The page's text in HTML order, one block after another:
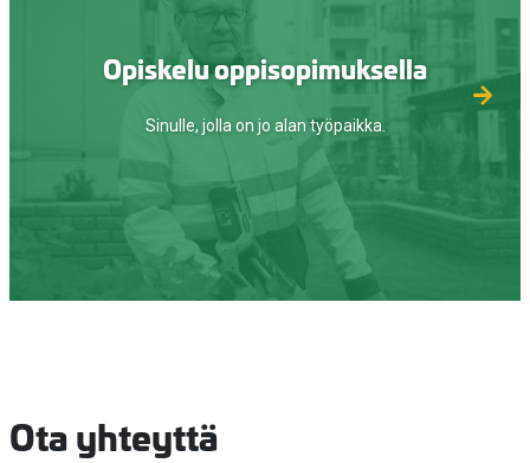
Opiskelu oppisopimuksella
Sinulle, jolla on jo alan työpaikka.
Ota yhteyttä